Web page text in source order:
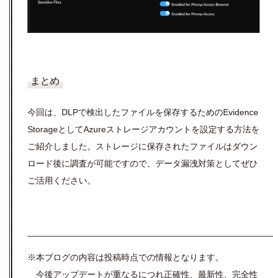
まとめ
今回は、 DLPで検出したファイルを保存するためのEvidence
StorageとしてAzureストレージアカウントを設定する方法を
ご紹介しました。ストレージに保存されたファイルはダウン
ロード後に調査が可能ですので、データ漏洩対策としてぜひ
ご活用ください。
※本ブログの内容は投稿時点での情報となります。
今後アップデートが重なるにつれ正確性、最新性、完全性